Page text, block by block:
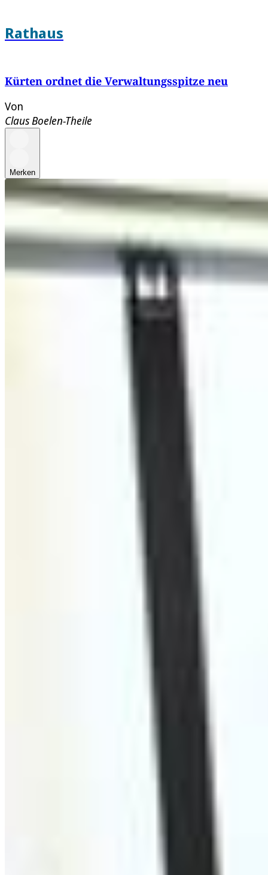
Rathaus
Kürten ordnet die Verwaltungsspitze neu
Von
Claus Boelen-Theile
Merken